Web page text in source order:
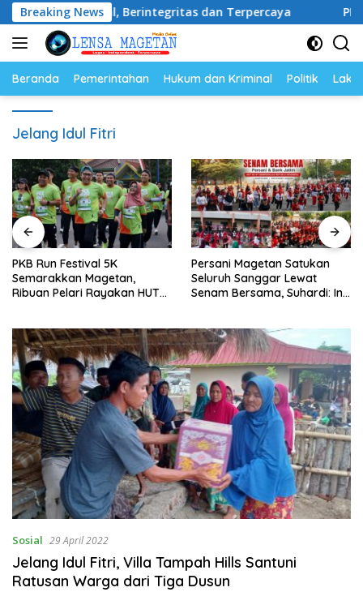
Langsung
ke
konten
Breaking NewsBerintegritas dan Terpercaya PKB Run
Beranda Pemerintahan Hukum dan Kriminal Politik
Jelang Idul Fitri
PKB Run Festival 5K
Semarakkan Magetan,
Ribuan Pelari Rayakan HUT
Persani Magetan Satukan
Seluruh Sanggar Lewat
Senam Bersama, Suhardi: Ini
Sosial 29 April 2022
Jelang Idul Fitri, Villa Tampah Hills Santuni
Ratusan Warga dari Tiga Dusun